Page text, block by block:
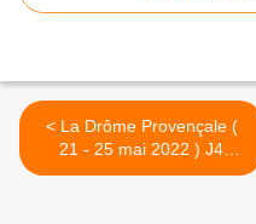
< La Drôme Provençale (
21 - 25 mai 2022 ) J4
Rocher du Caire Les